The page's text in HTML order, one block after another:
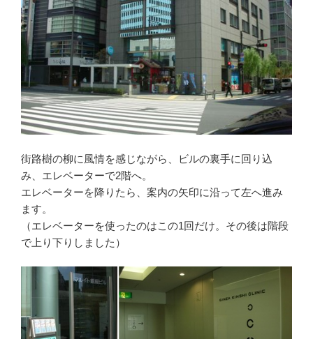
街路樹の柳に風情を感じながら、ビルの裏手に回り込
み、エレベーターで2階へ。
エレベーターを降りたら、案内の矢印に沿って左へ進み
ます。
（エレベーターを使ったのはこの1回だけ。その後は階段
で上り下りしました）